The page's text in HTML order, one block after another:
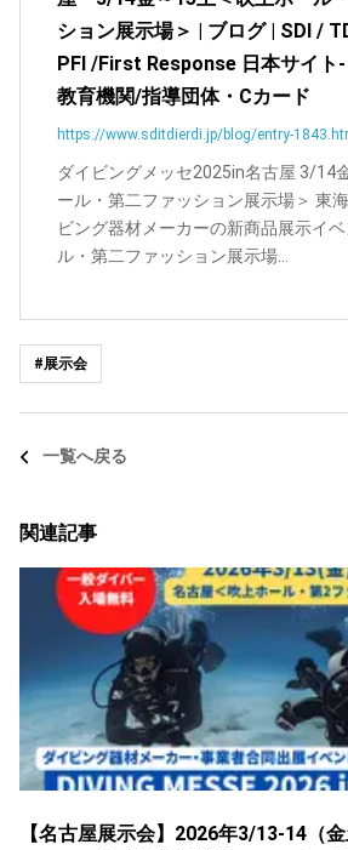
ション展示場＞ | ブログ | SDI /
PFI /First Response 日本サイト
教育機関/指導団体・Cカード
https://www.sditdierdi.jp/blog/entry-
ダイビングメッセ2025in名古屋 3/14
ール・第二ファッション展示場＞ 東
ビング器材メーカーの新商品展示イ
ル・第二ファッション展示場...
#展示会
一覧へ戻る
関連記事
【名古屋展示会】2026年3/13-14（